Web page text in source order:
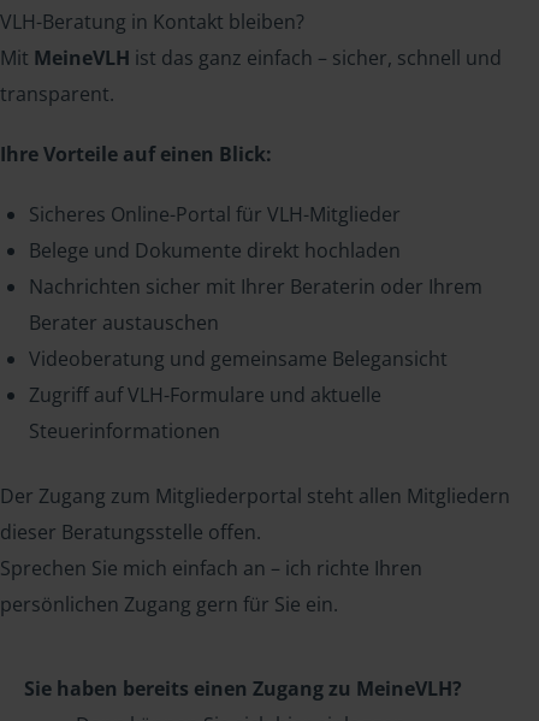
VLH-Beratung in Kontakt bleiben?
Mit MeineVLH ist das ganz einfach – sicher, schnell und
transparent.
Ihre Vorteile auf einen Blick:
Sicheres Online-Portal für VLH-Mitglieder
Belege und Dokumente direkt hochladen
Nachrichten sicher mit Ihrer Beraterin oder Ihrem
Berater austauschen
Videoberatung und gemeinsame Belegansicht
Zugriff auf VLH-Formulare und aktuelle
Steuerinformationen
Der Zugang zum Mitgliederportal steht allen Mitgliedern
dieser Beratungsstelle offen.
Sprechen Sie mich einfach an – ich richte Ihren
persönlichen Zugang gern für Sie ein.
Sie haben bereits einen Zugang zu MeineVLH?